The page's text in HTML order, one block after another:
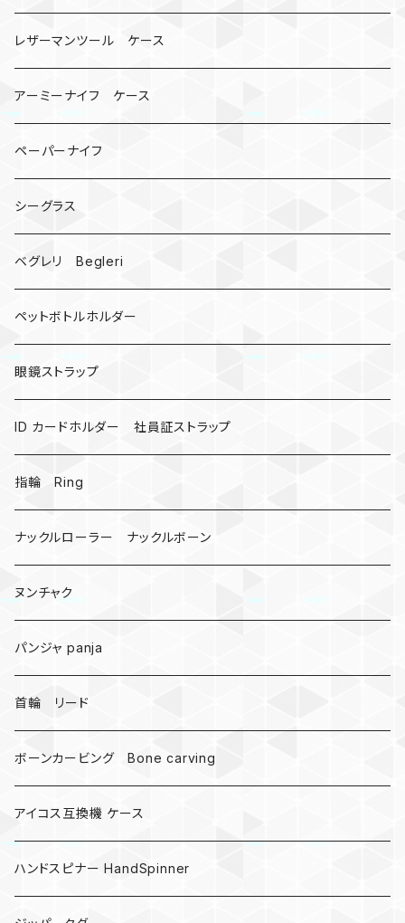
オニヤンマ
ビーズ
手裏剣
クロス十字架
ドリームキャッチャー
カウベル 熊鈴
昆虫
ミツバチ
AirTag
戦国武将、侍
悪魔の鍵
爬虫類、蛇
DNA 螺旋
受注作成_名入り、ネーム
コインケース
紙
カードケース
レザーマンツール ケース
アーミーナイフ ケース
ペーパーナイフ
シーグラス
ベグレリ Begleri
ペットボトルホルダー
眼鏡ストラップ
ID カードホルダー 社員証ストラップ
指輪 Ring
ナックルローラー ナックルボーン
ヌンチャク
パンジャ panja
首輪 リード
ボーンカービング Bone carving
アイコス互換機 ケース
ハンドスピナー HandSpinner